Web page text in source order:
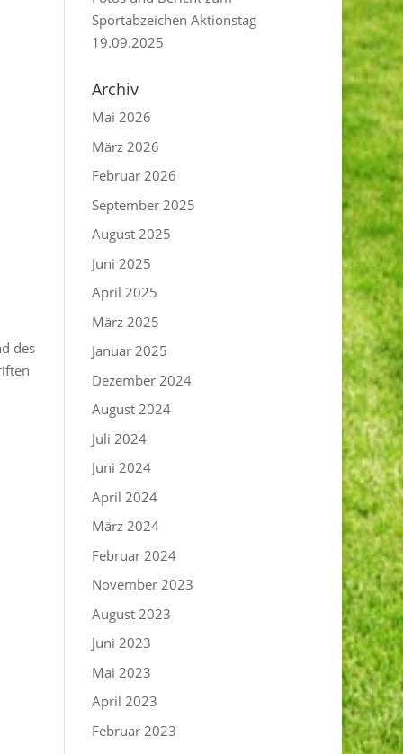
des
Sportabzeichen Aktionstag
19.09.2025
Archiv
Mai 2026
März 2026
Februar 2026
September 2025
August 2025
Juni 2025
April 2025
März 2025
Januar 2025
Dezember 2024
August 2024
Juli 2024
Juni 2024
April 2024
März 2024
Februar 2024
November 2023
August 2023
Juni 2023
Mai 2023
April 2023
Februar 2023